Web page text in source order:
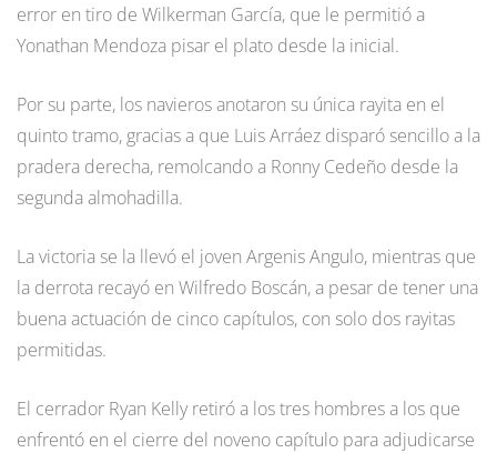
error en tiro de Wilkerman García, que le permitió a
Yonathan Mendoza pisar el plato desde la inicial.
Por su parte, los navieros anotaron su única rayita en el
quinto tramo, gracias a que Luis Arráez disparó sencillo a la
pradera derecha, remolcando a Ronny Cedeño desde la
segunda almohadilla.
La victoria se la llevó el joven Argenis Angulo, mientras que
la derrota recayó en Wilfredo Boscán, a pesar de tener una
buena actuación de cinco capítulos, con solo dos rayitas
permitidas.
El cerrador Ryan Kelly retiró a los tres hombres a los que
enfrentó en el cierre del noveno capítulo para adjudicarse